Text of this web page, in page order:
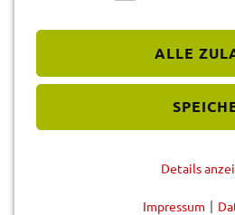
Meldung des Verdachts einer
hei­ten sowie die Meldung des
ter Krank­heits­er­re­ger vor. In
eine Borre­lio­se-Melde­pflicht.
ALLE
Details
Impressum |